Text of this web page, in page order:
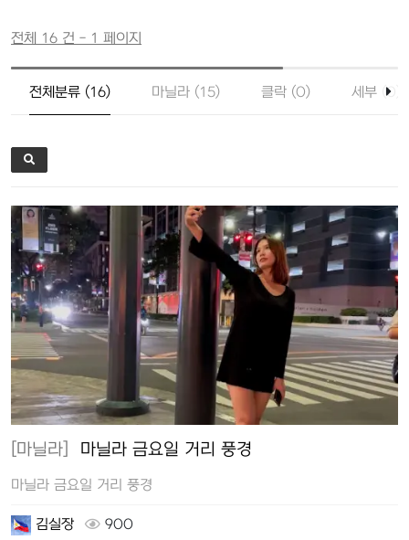
전체 16 건 - 1 페이지
전체분류 (16) 마닐라 (15) 클락 (0) 세부 (0)
[마닐라] 마닐라 금요일 거리 풍경
마닐라 금요일 거리 풍경
김실장 900